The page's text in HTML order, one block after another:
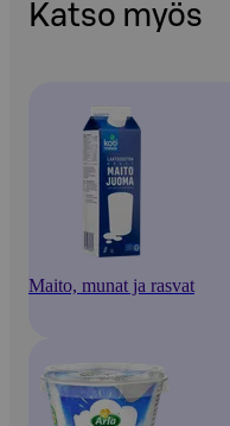
Katso myös
Maito, munat ja rasvat